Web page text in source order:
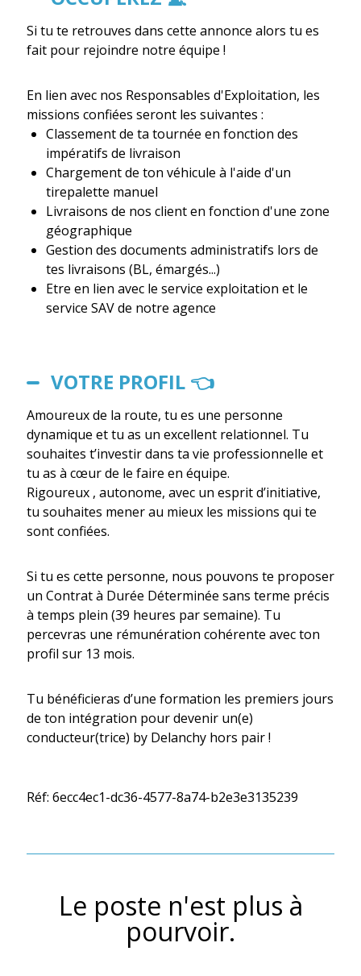
Si tu te retrouves dans cette annonce alors tu es
fait pour rejoindre notre équipe !
En lien avec nos Responsables d'Exploitation, les
missions confiées seront les suivantes :
Classement de ta tournée en fonction des
impératifs de livraison
Chargement de ton véhicule à l'aide d'un
tirepalette manuel
Livraisons de nos client en fonction d'une zone
géographique
Gestion des documents administratifs lors de
tes livraisons (BL, émargés...)
Etre en lien avec le service exploitation et le
service SAV de notre agence
VOTRE PROFIL 👈
Amoureux de la route, tu es une personne
dynamique et tu as un excellent relationnel. Tu
souhaites t’investir dans ta vie professionnelle et
tu as à cœur de le faire en équipe.
Rigoureux , autonome, avec un esprit d’initiative,
tu souhaites mener au mieux les missions qui te
sont confiées.
Si tu es cette personne, nous pouvons te proposer
un Contrat à Durée Déterminée sans terme précis
à temps plein (39 heures par semaine). Tu
percevras une rémunération cohérente avec ton
profil sur 13 mois.
Tu bénéficieras d’une formation les premiers jours
de ton intégration pour devenir un(e)
conducteur(trice) by Delanchy hors pair !
Réf: 6ecc4ec1-dc36-4577-8a74-b2e3e3135239
Le poste n'est plus à
pourvoir.